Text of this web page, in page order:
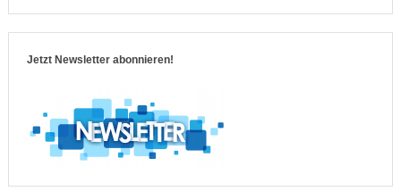
Jetzt Newsletter abonnieren!